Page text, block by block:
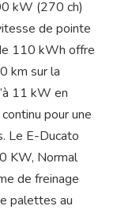
kW (270 ch)
de pointe
110 kWh offre
km sur la
11 kW en
pour une
Le E-Ducato
KW, Normal
de freinage
palettes au